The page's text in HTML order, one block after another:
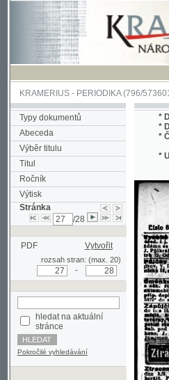
KRAMERIUS-PERIODIKA(796/5736010) -
Typy dokumentů
Abeceda
Výběr titulu
Titul
Ročník
Výtisk
Stránka
PDF Vytvořit
rozsah stran: (max. 20)
stránce
Pokročilé vyhledávání